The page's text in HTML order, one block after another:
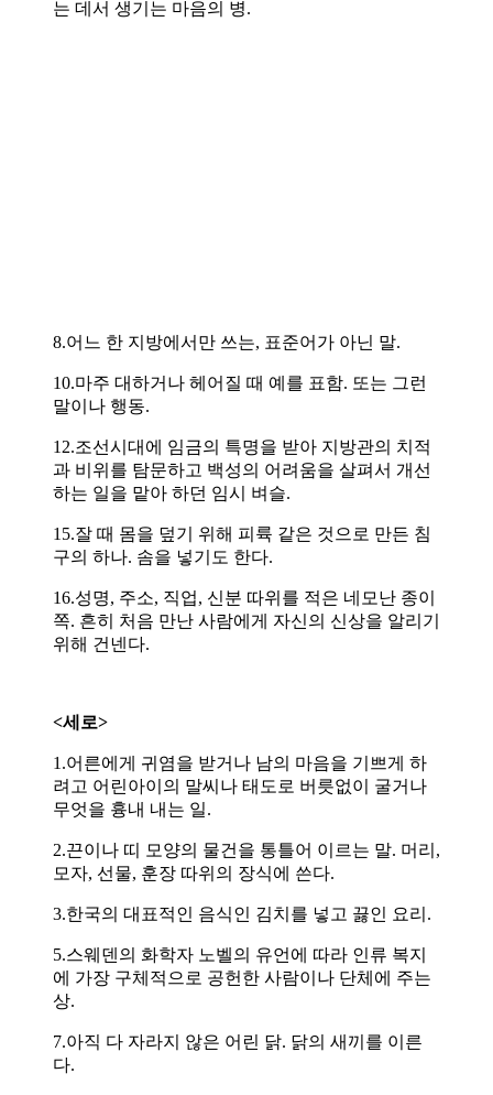
는 데서 생기는 마음의 병.
8.어느 한 지방에서만 쓰는, 표준어가 아닌 말.
10.마주 대하거나 헤어질 때 예를 표함. 또는 그런
말이나 행동.
12.조선시대에 임금의 특명을 받아 지방관의 치적
과 비위를 탐문하고 백성의 어려움을 살펴서 개선
하는 일을 맡아 하던 임시 벼슬.
15.잘 때 몸을 덮기 위해 피륙 같은 것으로 만든 침
구의 하나. 솜을 넣기도 한다.
16.성명, 주소, 직업, 신분 따위를 적은 네모난 종이
쪽. 흔히 처음 만난 사람에게 자신의 신상을 알리기
위해 건넨다.
<세로>
1.어른에게 귀염을 받거나 남의 마음을 기쁘게 하
려고 어린아이의 말씨나 태도로 버릇없이 굴거나
무엇을 흉내 내는 일.
2.끈이나 띠 모양의 물건을 통틀어 이르는 말. 머리,
모자, 선물, 훈장 따위의 장식에 쓴다.
3.한국의 대표적인 음식인 김치를 넣고 끓인 요리.
5.스웨덴의 화학자 노벨의 유언에 따라 인류 복지
에 가장 구체적으로 공헌한 사람이나 단체에 주는
상.
7.아직 다 자라지 않은 어린 닭. 닭의 새끼를 이른
다.